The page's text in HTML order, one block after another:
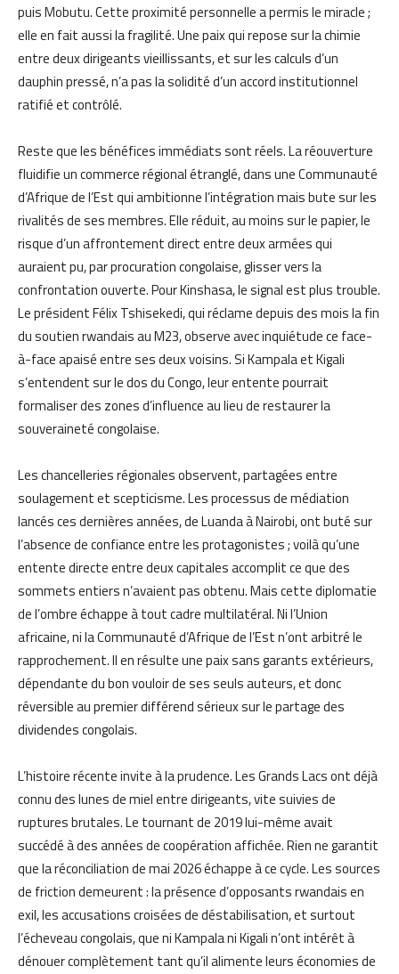
puis Mobutu. Cette proximité personnelle a permis le miracle ;
elle en fait aussi la fragilité. Une paix qui repose sur la chimie
entre deux dirigeants vieillissants, et sur les calculs d’un
dauphin pressé, n’a pas la solidité d’un accord institutionnel
ratifié et contrôlé.
Reste que les bénéfices immédiats sont réels. La réouverture
fluidifie un commerce régional étranglé, dans une Communauté
d’Afrique de l’Est qui ambitionne l’intégration mais bute sur les
rivalités de ses membres. Elle réduit, au moins sur le papier, le
risque d’un affrontement direct entre deux armées qui
auraient pu, par procuration congolaise, glisser vers la
confrontation ouverte. Pour Kinshasa, le signal est plus trouble.
Le président Félix Tshisekedi, qui réclame depuis des mois la fin
du soutien rwandais au M23, observe avec inquiétude ce face-
à-face apaisé entre ses deux voisins. Si Kampala et Kigali
s’entendent sur le dos du Congo, leur entente pourrait
formaliser des zones d’influence au lieu de restaurer la
souveraineté congolaise.
Les chancelleries régionales observent, partagées entre
soulagement et scepticisme. Les processus de médiation
lancés ces dernières années, de Luanda à Nairobi, ont buté sur
l’absence de confiance entre les protagonistes ; voilà qu’une
entente directe entre deux capitales accomplit ce que des
sommets entiers n’avaient pas obtenu. Mais cette diplomatie
de l’ombre échappe à tout cadre multilatéral. Ni l’Union
africaine, ni la Communauté d’Afrique de l’Est n’ont arbitré le
rapprochement. Il en résulte une paix sans garants extérieurs,
dépendante du bon vouloir de ses seuls auteurs, et donc
réversible au premier différend sérieux sur le partage des
dividendes congolais.
L’histoire récente invite à la prudence. Les Grands Lacs ont déjà
connu des lunes de miel entre dirigeants, vite suivies de
ruptures brutales. Le tournant de 2019 lui-même avait
succédé à des années de coopération affichée. Rien ne garantit
que la réconciliation de mai 2026 échappe à ce cycle. Les sources
de friction demeurent : la présence d’opposants rwandais en
exil, les accusations croisées de déstabilisation, et surtout
l’écheveau congolais, que ni Kampala ni Kigali n’ont intérêt à
dénouer complètement tant qu’il alimente leurs économies de